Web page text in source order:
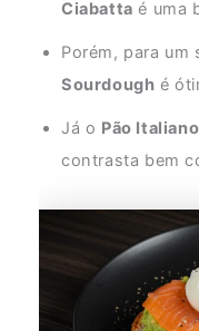
Ciabatta é uma
Porém, para um
Sourdough é
Já o Pão Italiano
contrasta bem